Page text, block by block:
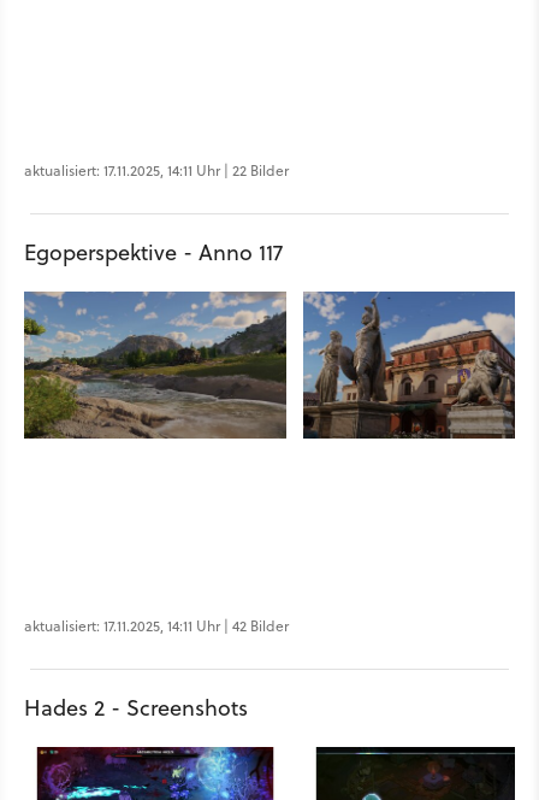
aktualisiert: 17.11.2025, 14:11 Uhr | 22 Bilder
Egoperspektive - Anno 117
aktualisiert: 17.11.2025, 14:11 Uhr | 42 Bilder
Hades 2 - Screenshots